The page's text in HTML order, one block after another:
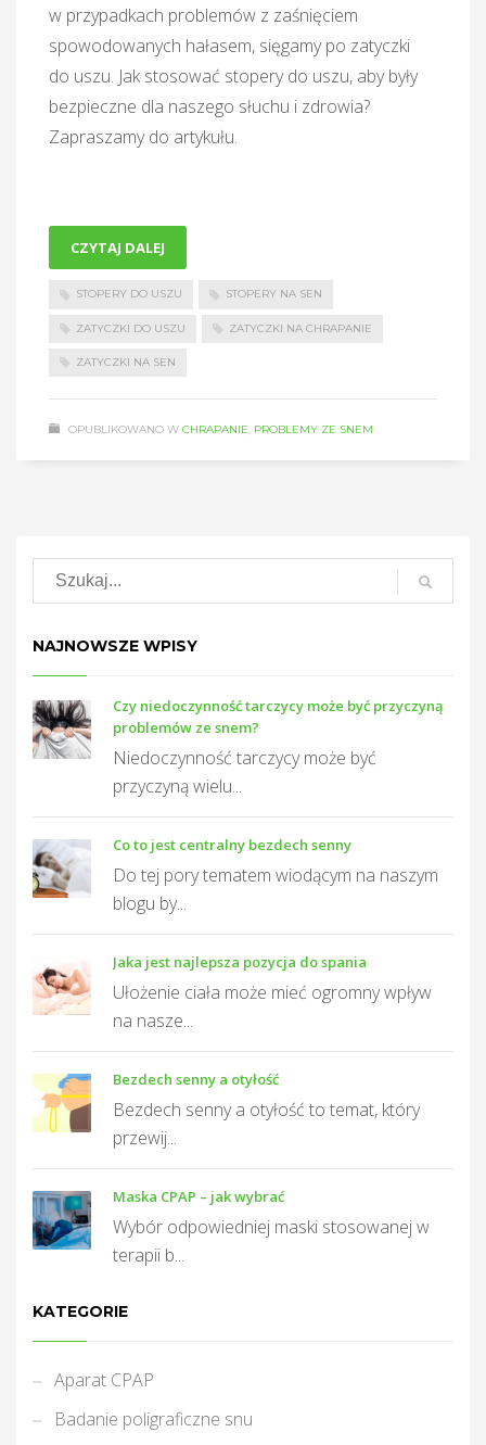
w przypadkach problemów z zaśnięciem
spowodowanych hałasem, sięgamy po zatyczki
do uszu. Jak stosować stopery do uszu, aby były
bezpieczne dla naszego słuchu i zdrowia?
Zapraszamy do artykułu.
STOPERY DO USZU STOPERY NA SEN
ZATYCZKI DO USZU ZATYCZKI NA CHRAPANIE
ZATYCZKI NA SEN
CZYTAJ DALEJ
OPUBLIKOWANO W CHRAPANIE, PROBLEMY ZE SNEM
NAJNOWSZE WPISY
Czy niedoczynność tarczycy może być przyczyną
problemów ze snem?
Niedoczynność tarczycy może być
przyczyną wielu...
Co to jest centralny bezdech senny
Do tej pory tematem wiodącym na naszym
blogu by...
Jaka jest najlepsza pozycja do spania
Ułożenie ciała może mieć ogromny wpływ
na nasze...
Bezdech senny a otyłość
Bezdech senny a otyłość to temat, który
przewij...
Maska CPAP – jak wybrać
Wybór odpowiedniej maski stosowanej w
terapii b...
KATEGORIE
Aparat CPAP
Badanie poligraficzne snu